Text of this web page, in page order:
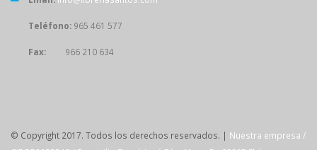
Teléfono: 965 461 577
Fax: 966 210 634
© Copyright 2017. Todos los derechos reservados. | Nuestra empresa /